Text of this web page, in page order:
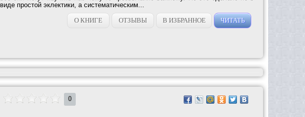
виде простой эклектики, а систематическим...
О КНИГЕ
ОТЗЫВЫ В ИЗБРАННОЕ ЧИТАТЬ
0